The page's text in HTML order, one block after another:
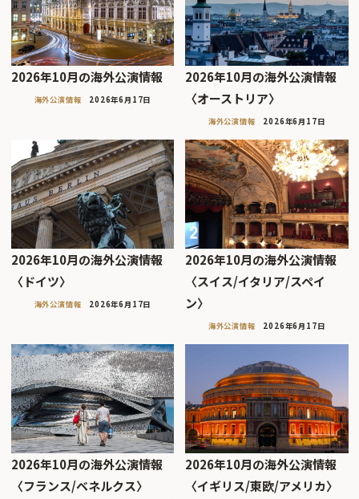
2026年10月の海外公演情報
海外公演情報 2026年6月17日
2026年10月の海外公演情報
〈オーストリア〉
海外公演情報 2026年6月17日
2026年10月の海外公演情報
〈ドイツ〉
海外公演情報 2026年6月17日
2026年10月の海外公演情報
〈スイス/イタリア/スペイ
ン〉
海外公演情報 2026年6月17日
2026年10月の海外公演情報
〈フランス/ベネルクス〉
2026年10月の海外公演情報
〈イギリス/東欧/アメリカ〉